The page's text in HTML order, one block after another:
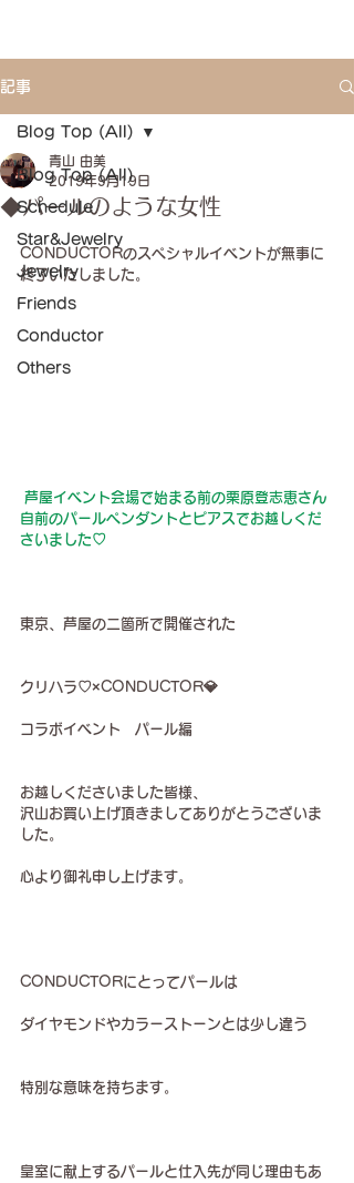
記事
Blog Top (All)
Schedule
Star&Jewelry
Jewelry
Friends
Conductor
Others
Blog Top (All)
◆パールのような女性
青山 由美
2019年9月19日
CONDUCTORのスペシャルイベントが無事に
終了いたしました。
芦屋イベント会場で始まる前の栗原登志恵さん
自前のパールペンダントとピアスでお越しくだ
さいました♡
東京、芦屋の二箇所で開催された
クリハラ♡×CONDUCTOR💎
コラボイベント　パール編
お越しくださいました皆様、
沢山お買い上げ頂きましてありがとうございま
した。
心より御礼申し上げます。
CONDUCTORにとってパールは
ダイヤモンドやカラーストーンとは少し違う
特別な意味を持ちます。
皇室に献上するパールと仕入先が同じ理由もあ